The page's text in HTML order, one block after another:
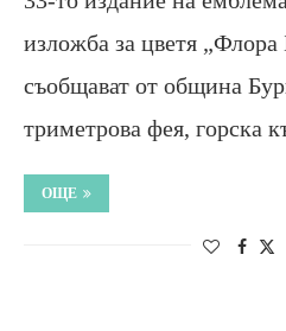
изложба за цветя „Флора
съобщават от община
триметрова фея, горска
ОЩЕ